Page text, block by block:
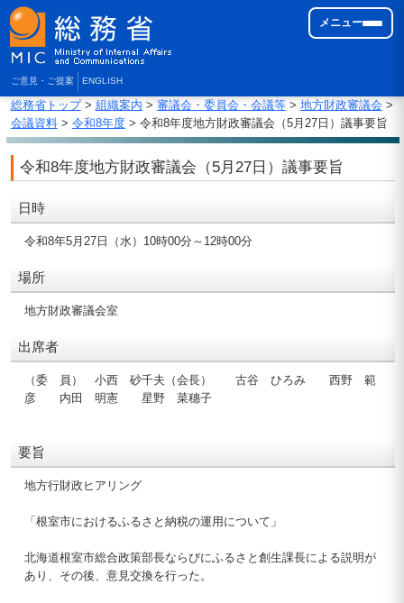
ご意見・ご提案 ENGLISH
メニュー
総務省トップ> 組織案内 > 審議会・委員会・会議等> 地方財政審議会 >
会議資料> 令和8年度> 令和8年度地方財政審議会（5月27日）議事要旨
令和8年度地方財政審議会（5月27日）議事要旨
日時
令和8年5月27日（水）10時00分～12時00分
場所
地方財政審議会室
出席者
（委 員） 小西 砂千夫（会長） 古谷 ひろみ 西野 範
彦 内田 明憲 星野 菜穗子
要旨
地方行財政ヒアリング
「根室市におけるふるさと納税の運用について」
北海道根室市総合政策部長ならびにふるさと創生課長による説明が
あり、その後、意見交換を行った。